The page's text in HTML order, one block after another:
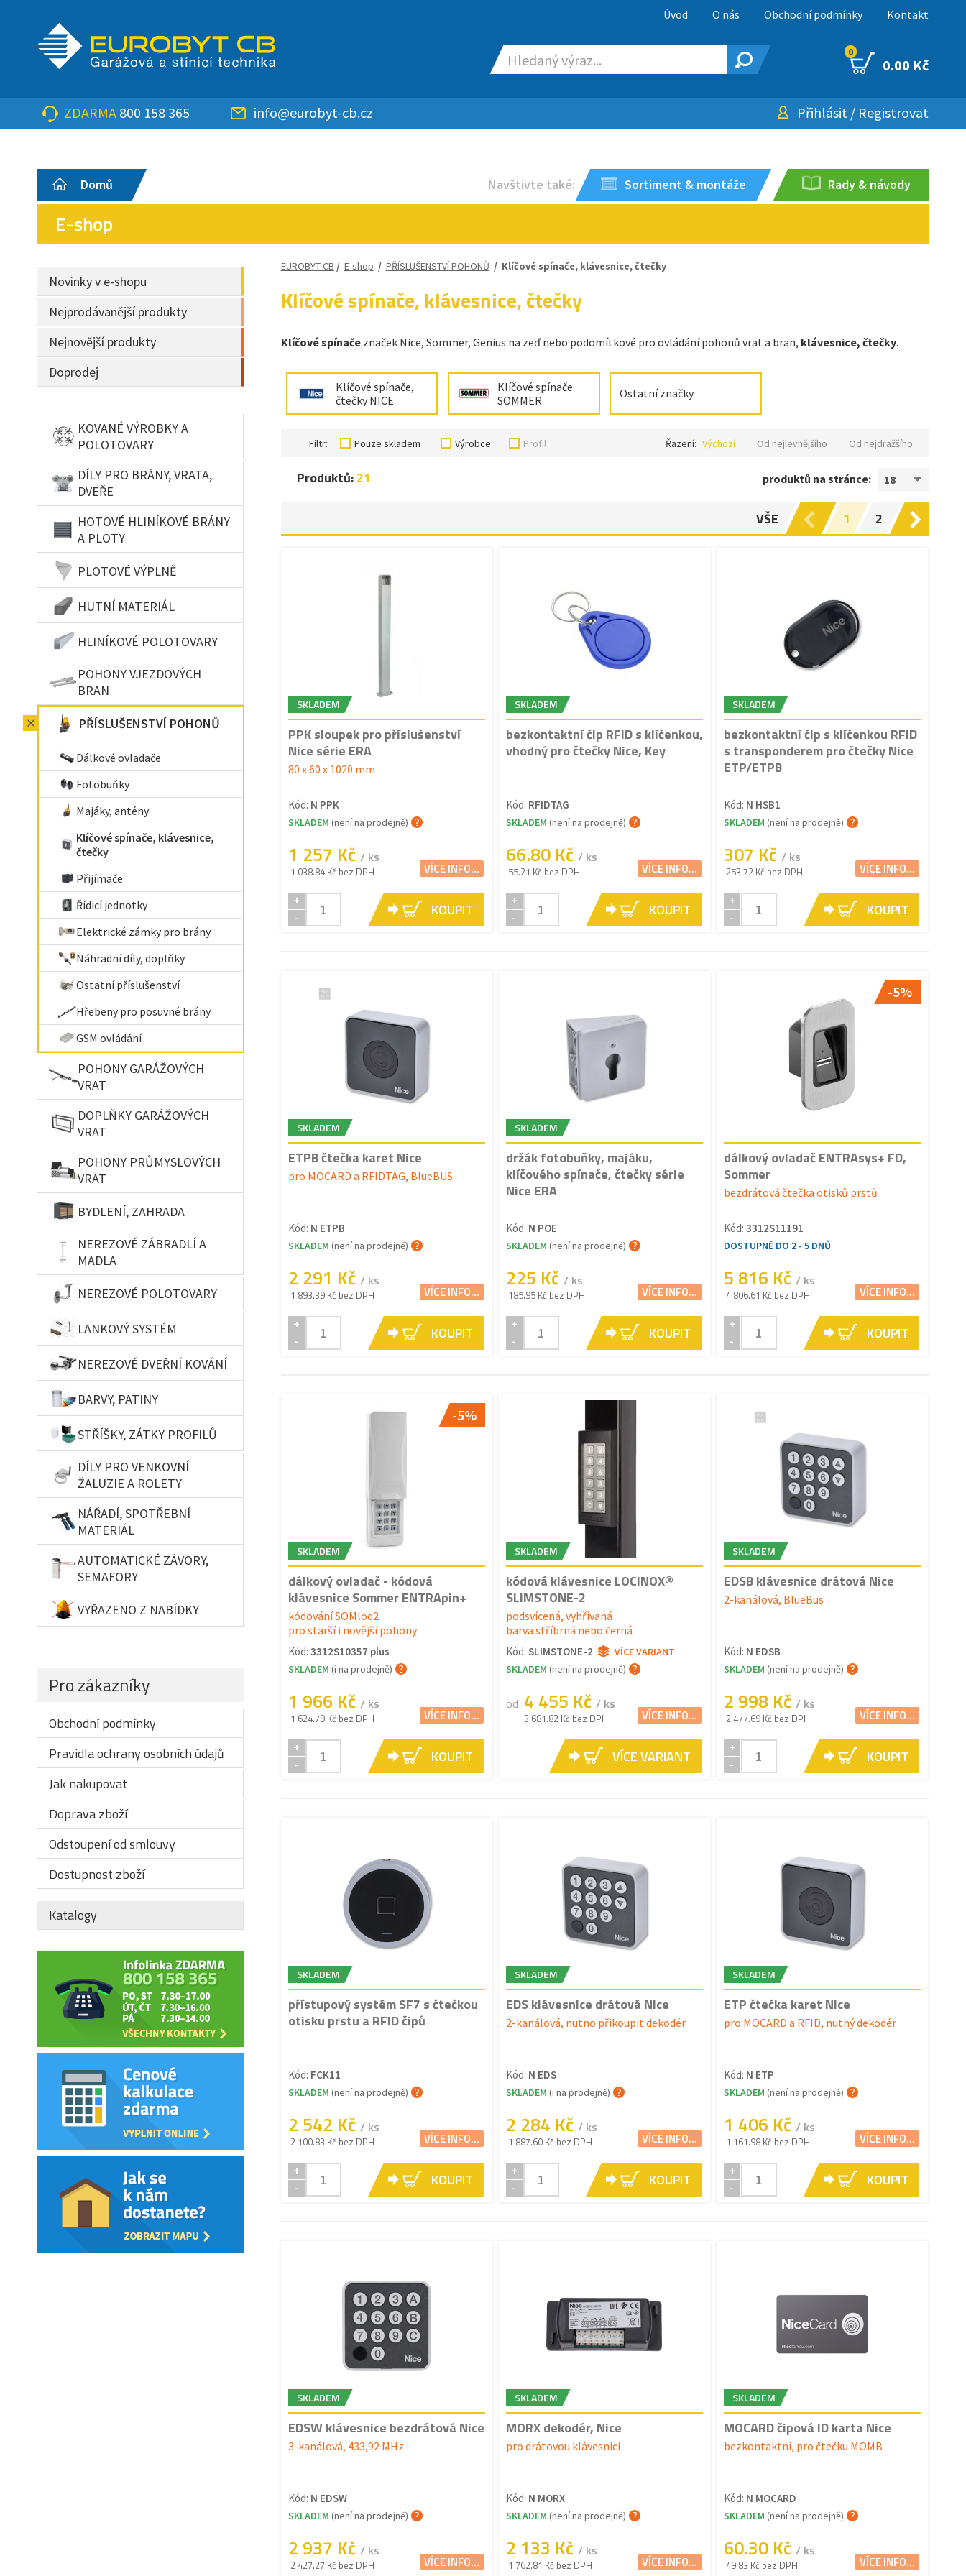
Úvod O nás Obchodní podmínky Kontakt
0
0.00 Kč
ZDARMA 800 158 365 info@eurobyt-cb.cz Přihlásit / Registrovat
Domů Navštivte také: Sortiment & montáže Rady & návody
E-shop
Novinky v e-shopu
Nejprodávanější produkty
Nejnovější produkty
Doprodej
KOVANÉ VÝROBKY A
POLOTOVARY
DÍLY PRO BRÁNY, VRATA,
DVEŘE
HOTOVÉ HLINÍKOVÉ BRÁNY
A PLOTY
PLOTOVÉ VÝPLNĚ
HUTNÍ MATERIÁL
HLINÍKOVÉ POLOTOVARY
POHONY VJEZDOVÝCH
BRAN
PŘÍSLUŠENSTVÍ POHONŮ
Dálkové ovladače
Fotobuňky
Majáky, antény
Klíčové spínače, klávesnice,
čtečky
Přijímače
Řídicí jednotky
Elektrické zámky pro brány
Náhradní díly, doplňky
Ostatní příslušenství
Hřebeny pro posuvné brány
GSM ovládání
POHONY GARÁŽOVÝCH
VRAT
DOPLŇKY GARÁŽOVÝCH
VRAT
POHONY PRŮMYSLOVÝCH
VRAT
BYDLENÍ, ZAHRADA
NEREZOVÉ ZÁBRADLÍ A
MADLA
NEREZOVÉ POLOTOVARY
LANKOVÝ SYSTÉM
NEREZOVÉ DVEŘNÍ KOVÁNÍ
BARVY, PATINY
STŘÍŠKY, ZÁTKY PROFILŮ
DÍLY PRO VENKOVNÍ
ŽALUZIE A ROLETY
NÁŘADÍ, SPOTŘEBNÍ
MATERIÁL
AUTOMATICKÉ ZÁVORY,
SEMAFORY
VYŘAZENO Z NABÍDKY
Pro zákazníky
Obchodní podmínky
Pravidla ochrany osobních údajů
Jak nakupovat
Doprava zboží
Odstoupení od smlouvy
Dostupnost zboží
Katalogy
EUROBYT-CB / E-shop / PŘÍSLUŠENSTVÍ POHONŮ / Klíčové spínače, klávesnice, čtečky
Klíčové spínače, klávesnice, čtečky
Klíčové spínačeznaček Nice, Sommer, Genius na zeď nebo podomítkové pro ovládání pohonů vrat a bran, klávesnice, čtečky.
Klíčové spínače,
čtečky NICE
Klíčové spínače
SOMMER
Ostatní značky
Filtr: Pouze skladem Výrobce Profil Řazení: Výchozí Od nejlevnějšího Od nejdražšího
produktů na stránce: 18
Produktů:21
VŠE 1 2
SKLADEM
PPK sloupek pro příslušenství
Nice série ERA
80 x 60 x 1020 mm
Kód: N PPK
SKLADEM (není na prodejně)
1 257 Kč / ks
1 038.84 Kč bez DPH VÍCE INFO...
+
-
KOUPIT
SKLADEM
bezkontaktní čip RFID s klíčenkou,
vhodný pro čtečky Nice, Key
Kód: RFIDTAG
SKLADEM (není na prodejně)
66.80 Kč / ks
55.21 Kč bez DPH VÍCE INFO...
+
-
KOUPIT
SKLADEM
bezkontaktní čip s klíčenkou RFID
s transponderem pro čtečky Nice
ETP/ETPB
Kód: N HSB1
SKLADEM (není na prodejně)
307 Kč / ks
253.72 Kč bez DPH VÍCE INFO...
+
-
KOUPIT
SKLADEM
ETPB čtečka karet Nice
pro MOCARD a RFIDTAG, BlueBUS
Kód: N ETPB
SKLADEM (není na prodejně)
2 291 Kč / ks
1 893.39 Kč bez DPH VÍCE INFO...
+
-
KOUPIT
SKLADEM
držák fotobuňky, majáku,
klíčového spínače, čtečky série
Nice ERA
Kód: N POE
SKLADEM (není na prodejně)
225 Kč / ks
185.95 Kč bez DPH VÍCE INFO...
+
-
KOUPIT
-5%
dálkový ovladač ENTRAsys+ FD,
Sommer
bezdrátová čtečka otisků prstů
Kód: 3312S11191
DOSTUPNÉ DO 2 - 5 DNŮ
5 816 Kč / ks
4 806.61 Kč bez DPH VÍCE INFO...
+
-
KOUPIT
-5%
SKLADEM
dálkový ovladač - kódová
klávesnice Sommer ENTRApin+
kódování SOMloq2
pro starší i novější pohony
Kód: 3312S10357 plus
SKLADEM (i na prodejně)
1 966 Kč / ks
1 624.79 Kč bez DPH VÍCE INFO...
+
-
KOUPIT
SKLADEM
kódová klávesnice LOCINOX®
SLIMSTONE-2
podsvícená, vyhřívaná
barva stříbrná nebo černá
Kód: SLIMSTONE-2
VÍCE VARIANT
SKLADEM (není na prodejně)
od 4 455 Kč / ks
3 681.82 Kč bez DPH VÍCE INFO...
VÍCE VARIANT
SKLADEM
EDSB klávesnice drátová Nice
2-kanálová, BlueBus
Kód: N EDSB
SKLADEM (není na prodejně)
2 998 Kč / ks
2 477.69 Kč bez DPH VÍCE INFO...
+
-
KOUPIT
SKLADEM
přístupový systém SF7 s čtečkou
otisku prstu a RFID čipů
Kód: FCK11
SKLADEM (není na prodejně)
2 542 Kč / ks
2 100.83 Kč bez DPH VÍCE INFO...
+
-
KOUPIT
SKLADEM
EDS klávesnice drátová Nice
2-kanálová, nutno přikoupit dekodér
Kód: N EDS
SKLADEM (i na prodejně)
2 284 Kč / ks
1 887.60 Kč bez DPH VÍCE INFO...
+
-
KOUPIT
SKLADEM
ETP čtečka karet Nice
pro MOCARD a RFID, nutný dekodér
Kód: N ETP
SKLADEM (není na prodejně)
1 406 Kč / ks
1 161.98 Kč bez DPH VÍCE INFO...
+
-
KOUPIT
SKLADEM
EDSW klávesnice bezdrátová Nice
3-kanálová, 433,92 MHz
Kód: N EDSW
SKLADEM (není na prodejně)
2 937 Kč / ks
2 427.27 Kč bez DPH VÍCE INFO...
SKLADEM
MORX dekodér, Nice
pro drátovou klávesnici
Kód: N MORX
SKLADEM (není na prodejně)
2 133 Kč / ks
1 762.81 Kč bez DPH VÍCE INFO...
SKLADEM
MOCARD čipová ID karta Nice
bezkontaktní, pro čtečku MOMB
Kód: N MOCARD
SKLADEM (není na prodejně)
60.30 Kč / ks
49.83 Kč bez DPH VÍCE INFO...